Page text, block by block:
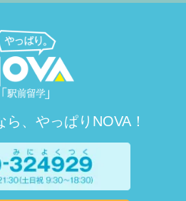
、やっぱりNOVA！